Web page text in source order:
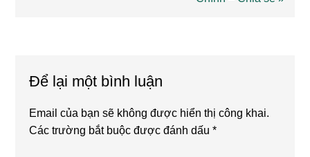
Để lại một bình luận
Email của bạn sẽ không được hiển thị công khai.
Các trường bắt buộc được đánh dấu*